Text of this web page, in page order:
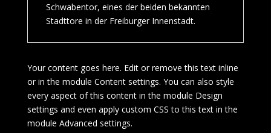
Schwabentor, eines der beiden bekannten
Stadttore in der Freiburger Innenstadt.
Your content goes here. Edit or remove this text inline
or in the module Content settings. You can also style
every aspect of this content in the module Design
settings and even apply custom CSS to this text in the
module Advanced settings.